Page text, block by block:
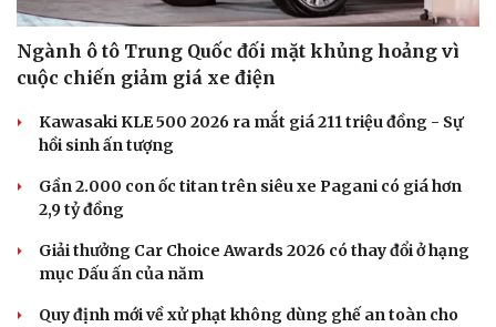
Ngành ô tô Trung Quốc đối mặt khủng hoảng vì
cuộc chiến giảm giá xe điện
Kawasaki KLE 500 2026 ra mắt giá 211 triệu đồng - Sự
hồi sinh ấn tượng
Gần 2.000 con ốc titan trên siêu xe Pagani có giá hơn
2,9 tỷ đồng
Giải thưởng Car Choice Awards 2026 có thay đổi ở hạng
mục Dấu ấn của năm
Quy định mới về xử phạt không dùng ghế an toàn cho